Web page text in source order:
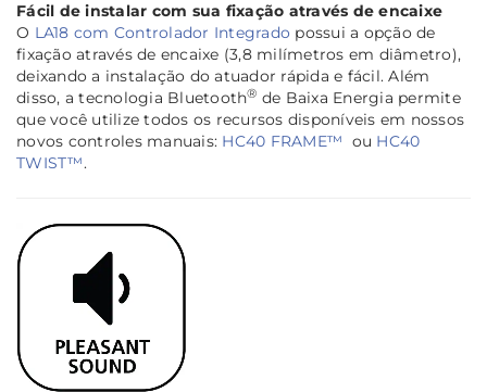
Fácil de instalar com sua fixação através de encaixe
O LA18 com Controlador Integrado possui a opção de
fixação através de encaixe (3,8 milímetros em diâmetro),
deixando a instalação do atuador rápida e fácil. Além
disso, a tecnologia Bluetooth® de Baixa Energia permite
que você utilize todos os recursos disponíveis em nossos
novos controles manuais: HC40 FRAME™ ou HC40
TWIST™.